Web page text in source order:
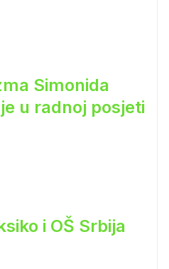
Simonida
u radnoj posjeti
i OŠ Srbija